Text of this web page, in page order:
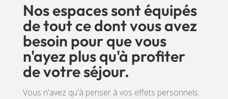
Nos espaces sont équipés
de tout ce dont vous avez
besoin pour que vous
n'ayez plus qu'à profiter
de votre séjour.
Vous n'avez qu'à penser à vos effets personnels.